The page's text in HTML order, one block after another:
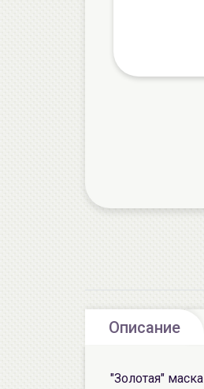
Описание
"Золотая" маска